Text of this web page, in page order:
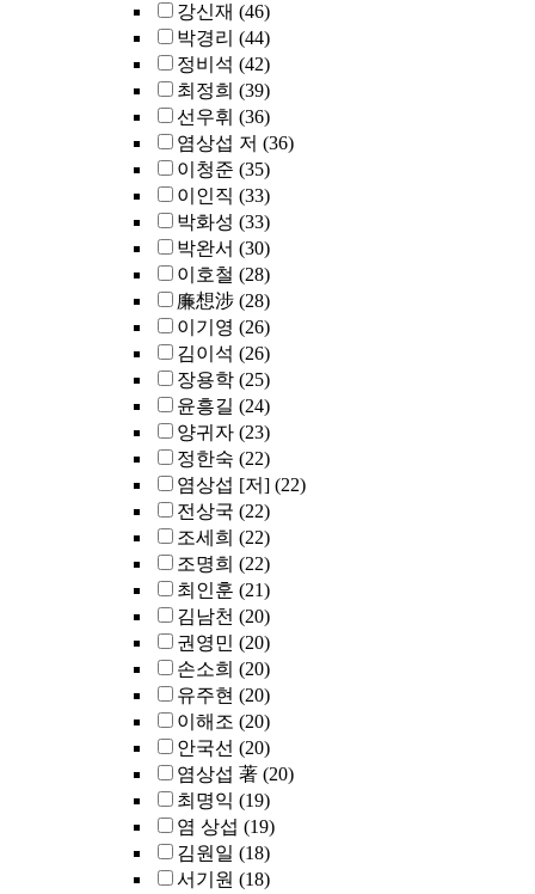
강신재 (46)
박경리 (44)
정비석 (42)
최정희 (39)
선우휘 (36)
염상섭 저 (36)
이청준 (35)
이인직 (33)
박화성 (33)
박완서 (30)
이호철 (28)
廉想涉 (28)
이기영 (26)
김이석 (26)
장용학 (25)
윤흥길 (24)
양귀자 (23)
정한숙 (22)
염상섭 [저] (22)
전상국 (22)
조세희 (22)
조명희 (22)
최인훈 (21)
김남천 (20)
권영민 (20)
손소희 (20)
유주현 (20)
이해조 (20)
안국선 (20)
염상섭 著 (20)
최명익 (19)
염 상섭 (19)
김원일 (18)
서기원 (18)